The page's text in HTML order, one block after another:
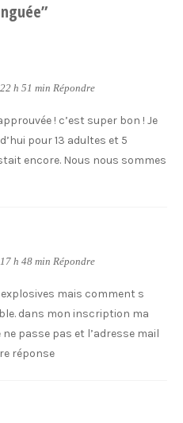
”
h 51 min Répondre
! c’est super bon ! Je
pour 13 adultes et 5
encore. Nous nous sommes
h 48 min Répondre
mais comment s
dans mon inscription ma
passe pas et l’adresse mail
réponse